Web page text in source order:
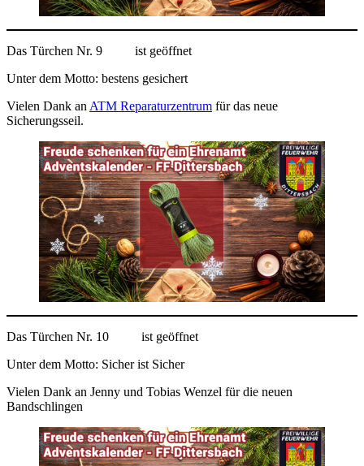
Das Türchen Nr. 9
ist geöffnet
Unter dem Motto: bestens gesichert
Vielen Dank an ATM Reparaturzentrum für das neue
Sicherungsseil.
Das Türchen Nr. 10
ist geöffnet
Unter dem Motto: Sicher ist Sicher
Vielen Dank an Jenny und Tobias Wenzel für die neuen
Bandschlingen